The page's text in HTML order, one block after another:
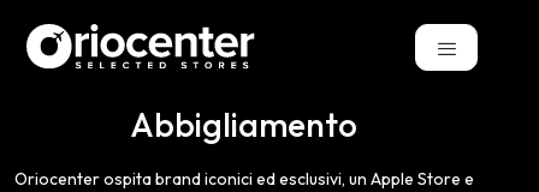
Abbigliamento
Oriocenter ospita brand iconici ed esclusivi, un Apple Store e